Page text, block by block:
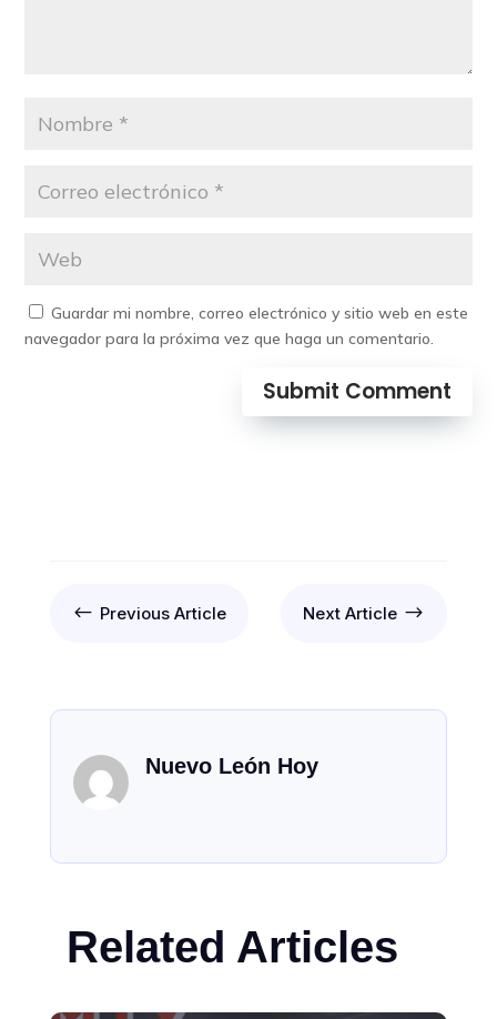
Guardar mi nombre, correo electrónico y sitio web en este
navegador para la próxima vez que haga un comentario.
Submit Comment
# Previous Article Next Article $
Nuevo León Hoy
Related Articles